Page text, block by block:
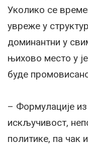
Уколико се
увреже у
доминантни у
њихово место у
буде
– Формулације из
искључивост,
политике, па чак